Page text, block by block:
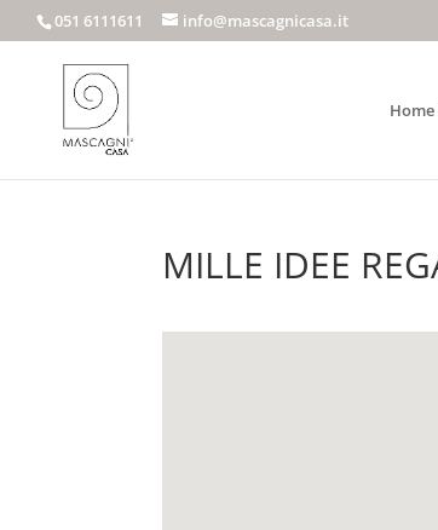
051 6111611 info@mascagnicasa.it
Home
MILLE IDEE